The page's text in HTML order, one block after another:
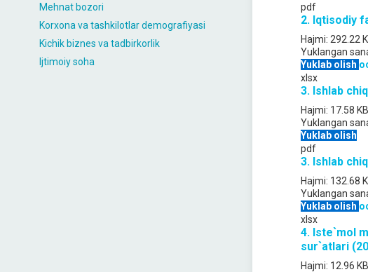
Mehnat bozori
Korxona va tashkilotlar demografiyasi
Kichik biznes va tadbirkorlik
Ijtimoiy soha
pdf
2. Iqtisodiy
Hajmi: 292.22
Yuklangan
Yuklab olish
xlsx
3. Ishlab
Hajmi: 17.58 KB
Yuklangan
Yuklab olish
pdf
3. Ishlab
Hajmi: 132.68
Yuklangan
Yuklab olish
xlsx
4. Iste`mol
sur`atlari
Hajmi: 12.96 KB